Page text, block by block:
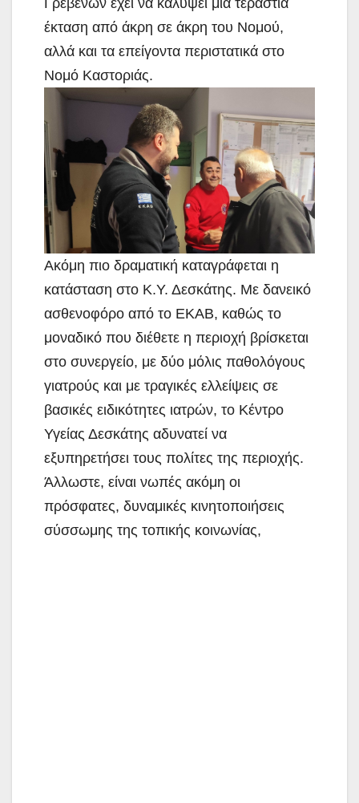
έκταση από άκρη σε άκρη του Νομού,
αλλά και τα επείγοντα περιστατικά στο
Νομό Καστοριάς.
Ακόμη πιο δραματική καταγράφεται η
κατάσταση στο Κ.Υ. Δεσκάτης. Με δανεικό
ασθενοφόρο από το ΕΚΑΒ, καθώς το
μοναδικό που διέθετε η περιοχή βρίσκεται
στο συνεργείο, με δύο μόλις παθολόγους
γιατρούς και με τραγικές ελλείψεις σε
βασικές ειδικότητες ιατρών, το Κέντρο
Υγείας Δεσκάτης αδυνατεί να
εξυπηρετήσει τους πολίτες της περιοχής.
Άλλωστε, είναι νωπές ακόμη οι
πρόσφατες, δυναμικές κινητοποιήσεις
σύσσωμης της τοπικής κοινωνίας,